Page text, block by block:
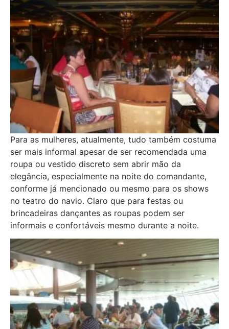
Para as mulheres, atualmente, tudo também costuma
ser mais informal apesar de ser recomendada uma
roupa ou vestido discreto sem abrir mão da
elegância, especialmente na noite do comandante,
conforme já mencionado ou mesmo para os shows
no teatro do navio. Claro que para festas ou
brincadeiras dançantes as roupas podem ser
informais e confortáveis mesmo durante a noite.